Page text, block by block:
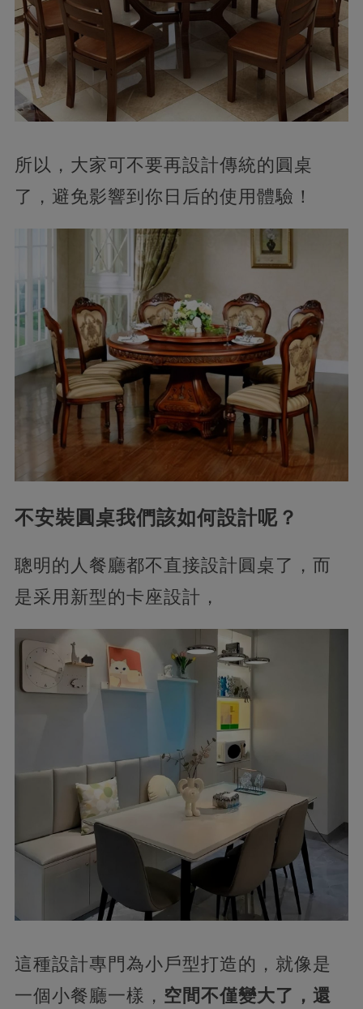
所以，大家可不要再設計傳統的圓桌
了，避免影響到你日后的使用體驗！
不安裝圓桌我們該如何設計呢？
聰明的人餐廳都不直接設計圓桌了，而
是采用新型的卡座設計，
這種設計專門為小戶型打造的，就像是
一個小餐廳一樣， 空間不僅變大了，還